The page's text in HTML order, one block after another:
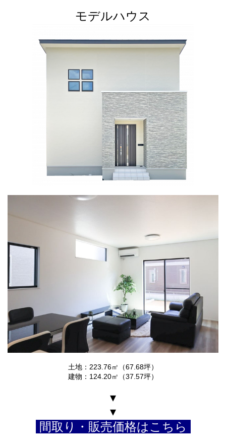
モデルハウス
土地：223.76㎡（67.68坪）
建物：124.20㎡（37.57坪）
▾
▾
間取り・販売価格はこちら